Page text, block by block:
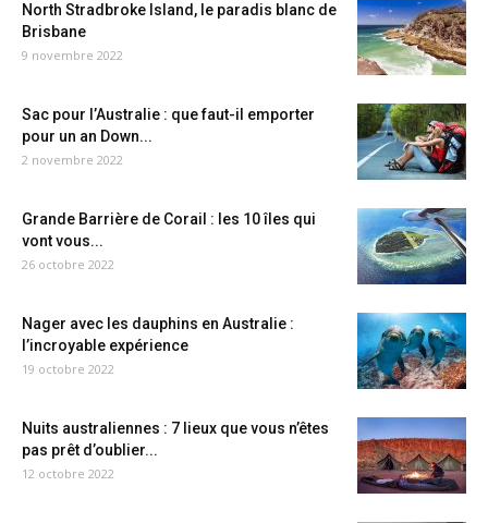
North Stradbroke Island, le paradis blanc de
Brisbane
9 novembre 2022
Sac pour l’Australie : que faut-il emporter
pour un an Down...
2 novembre 2022
Grande Barrière de Corail : les 10 îles qui
vont vous...
26 octobre 2022
Nager avec les dauphins en Australie :
l’incroyable expérience
19 octobre 2022
Nuits australiennes : 7 lieux que vous n’êtes
pas prêt d’oublier...
12 octobre 2022